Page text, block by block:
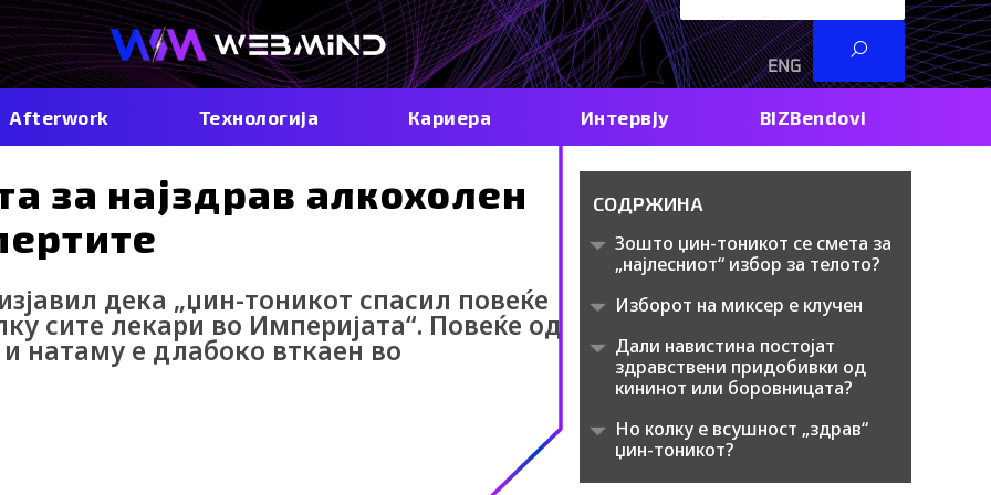
ENG
Afterwork Технологија Кариера Интервју BIZBendovi
за најздрав алкохолен
дека „џин-тоникот спасил повеќе
сите лекари во Империјата“. Повеќе од
натаму е длабоко вткаен во
СОДРЖИНА
Зошто џин-тоникот се смета за
„најлесниот“ избор за телото?
Изборот на миксер е клучен
Дали навистина постојат
здравствени придобивки од
кининот или боровницата?
Но колку е всушност „здрав“
џин-тоникот?